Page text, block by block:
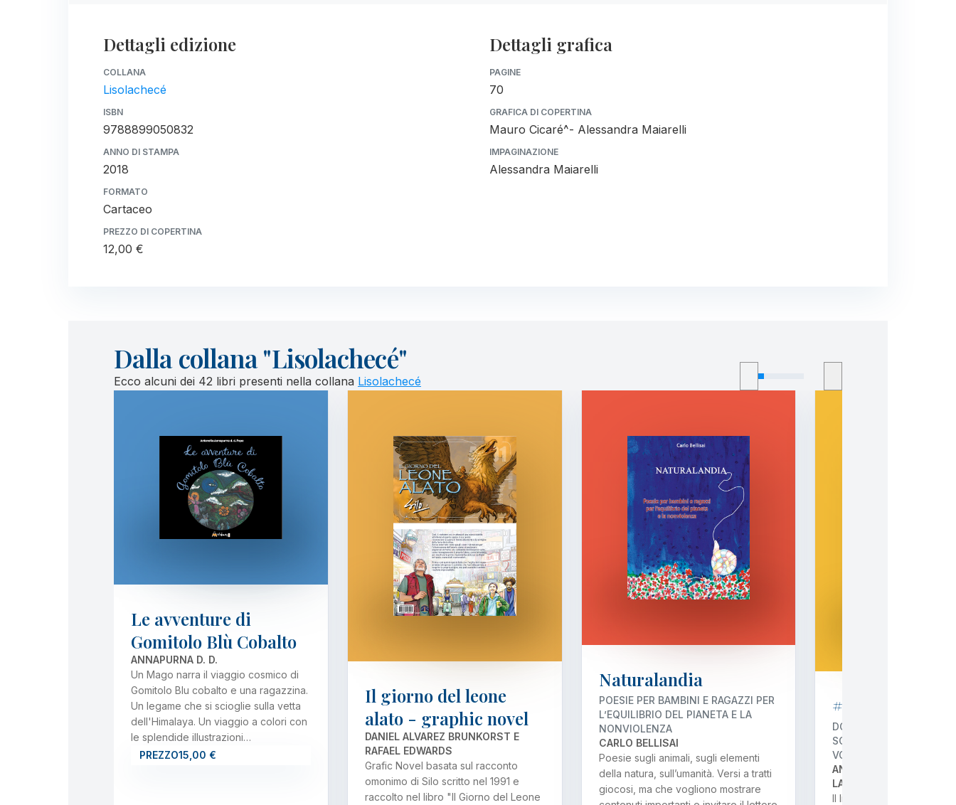
Dettagli edizione
COLLANA
Lisolachecé
ISBN
9788899050832
ANNO DI STAMPA
2018
FORMATO
Cartaceo
PREZZO DI COPERTINA
12,00 €
Dettagli grafica
PAGINE
70
GRAFICA DI COPERTINA
Mauro Cicaré^- Alessandra Maiarelli
IMPAGINAZIONE
Alessandra Maiarelli
Dalla collana "Lisolachecé"
Ecco alcuni dei 42 libri presenti nella collana Lisolachecé
Le avventure di
Gomitolo Blù Cobalto
ANNAPURNA D. D.
Un Mago narra il viaggio cosmico di
Gomitolo Blu cobalto e una ragazzina.
Un legame che si scioglie sulla vetta
dell'Himalaya. Un viaggio a colori con
le splendide illustrazioni…
PREZZO15,00 €
Il giorno del leone
alato - graphic novel
DANIEL ALVAREZ BRUNKORST E
RAFAEL EDWARDS
Grafic Novel basata sul racconto
omonimo di Silo scritto nel 1991 e
raccolto nel libro "Il Giorno del Leone
Naturalandia
POESIE PER BAMBINI E RAGAZZI PER
L’EQUILIBRIO DEL PIANETA E LA
NONVIOLENZA
CARLO BELLISAI
Poesie sugli animali, sugli elementi
della natura, sull’umanità. Versi a tratti
giocosi, ma che vogliono mostrare
#BeHuman
DONNE E UOMINI CHE
SCELTO LA
VOLUME 1
ANNABELLA COIRO E
LANGER
Il libro raccoglie storie di